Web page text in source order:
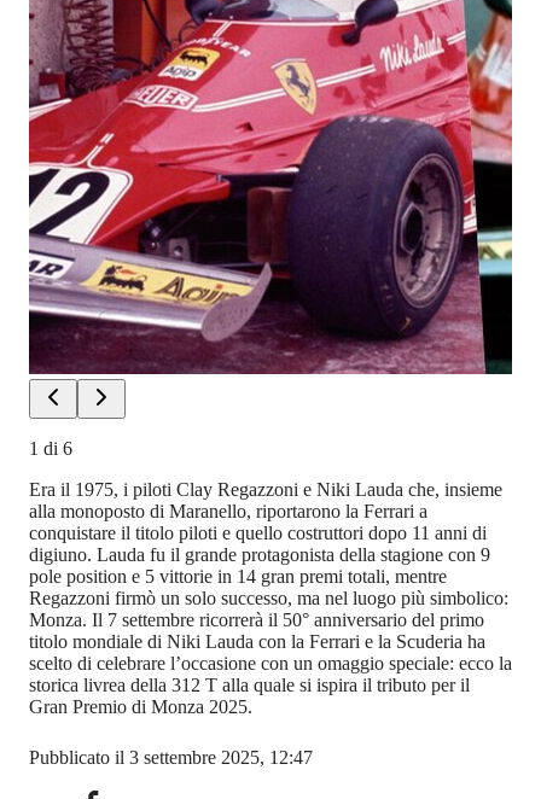
1 di 6
Era il 1975, i piloti Clay Regazzoni e Niki Lauda che, insieme
alla monoposto di Maranello, riportarono la Ferrari a
conquistare il titolo piloti e quello costruttori dopo 11 anni di
digiuno. Lauda fu il grande protagonista della stagione con 9
pole position e 5 vittorie in 14 gran premi totali, mentre
Regazzoni firmò un solo successo, ma nel luogo più simbolico:
Monza. Il 7 settembre ricorrerà il 50° anniversario del primo
titolo mondiale di Niki Lauda con la Ferrari e la Scuderia ha
scelto di celebrare l’occasione con un omaggio speciale: ecco la
storica livrea della 312 T alla quale si ispira il tributo per il
Gran Premio di Monza 2025.
Pubblicato il 3 settembre 2025, 12:47